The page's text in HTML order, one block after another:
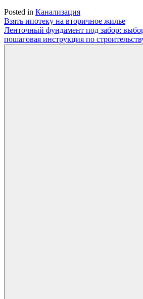
Posted in Канализация
Навигация
по
Взять ипотеку на вторичное жилье
Ленточный фундамент под забор:
пошаговая инструкция по